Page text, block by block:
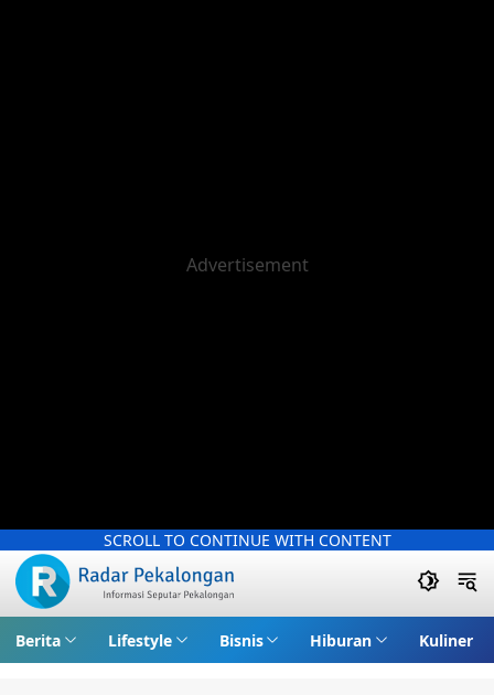
SCROLL TO CONTINUE WITH CONTENT
Berita Lifestyle Bisnis Hiburan Kuliner